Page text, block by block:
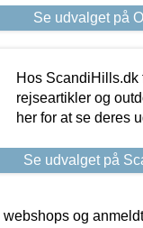
Se udvalget på
Hos ScandiHills.dk
rejseartikler og
her for at se deres
Se udvalget på
og